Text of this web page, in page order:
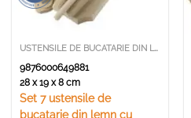
USTENSILE DE BUCATARIE DIN LEMN SI BAMBUS
9876000649881
28 x 19 x 8 cm
Set 7 ustensile de
bucatarie din lemn cu